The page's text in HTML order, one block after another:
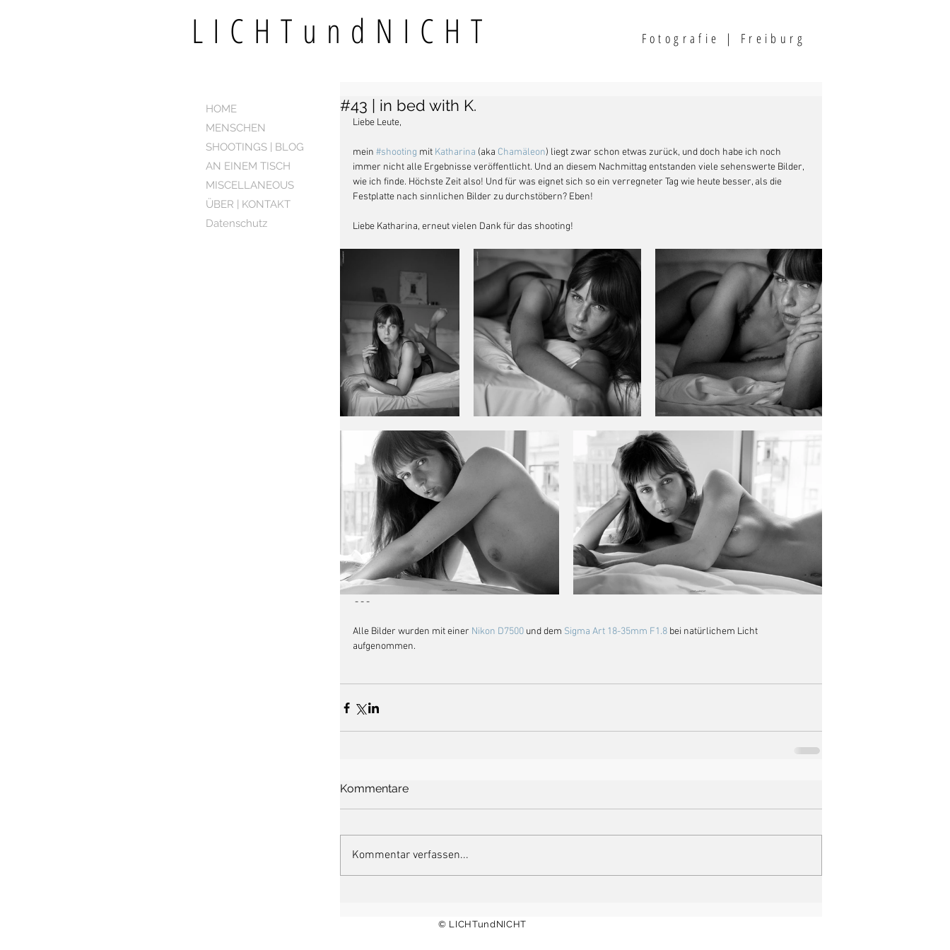
LICHTundNICHT F otografie | Freiburg
#43 | in bed with K.
Liebe Leute,
mein #shooting mit Katharina (aka Chamäleon) liegt zwar schon etwas zurück, und doch habe ich noch
immer nicht alle Ergebnisse veröffentlicht. Und an diesem Nachmittag entstanden viele sehenswerte Bilder,
wie ich finde. Höchste Zeit also! Und für was eignet sich so ein verregneter Tag wie heute besser, als die
Festplatte nach sinnlichen Bilder zu durchstöbern? Eben!
Liebe Katharina, erneut vielen Dank für das shooting!
- - -
Alle Bilder wurden mit einer Nikon D7500 und dem Sigma Art 18-35mm F1.8 bei natürlichem Licht
aufgenommen.
Kommentare
Kommentar verfassen...
HOME
MENSCHEN
SHOOTINGS | BLOG
AN EINEM TISCH
MISCELLANEOUS
ÜBER | KONTAKT
Datenschutz
© LICHTundNICHT